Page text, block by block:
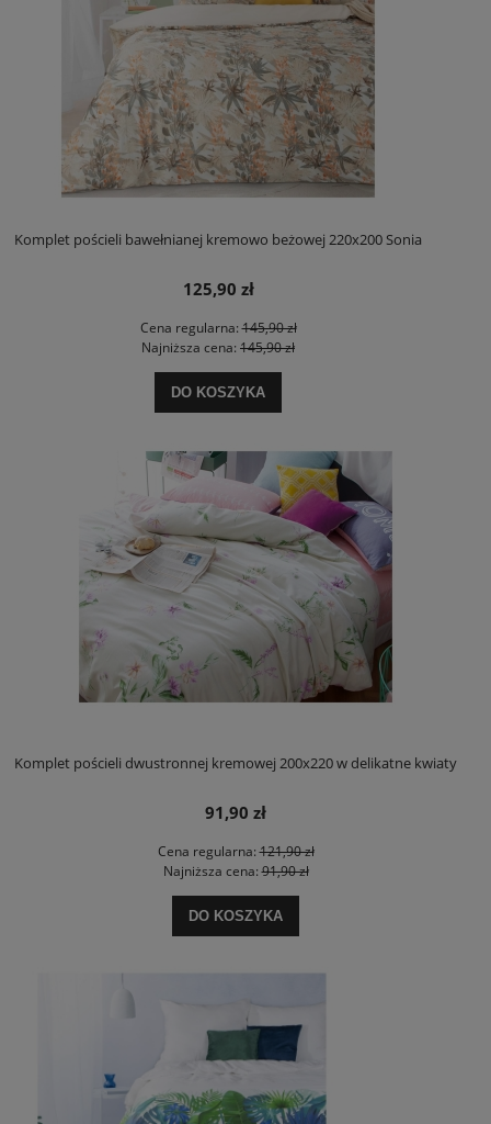
Komplet pościeli bawełnianej kremowo beżowej 220x200 Sonia
125,90 zł
Cena regularna:145,90 zł
Najniższa cena: 145,90 zł
DO KOSZYKA
Komplet pościeli dwustronnej kremowej 200x220 w delikatne kwiaty
91,90 zł
Cena regularna:121,90 zł
Najniższa cena:91,90 zł
DO KOSZYKA